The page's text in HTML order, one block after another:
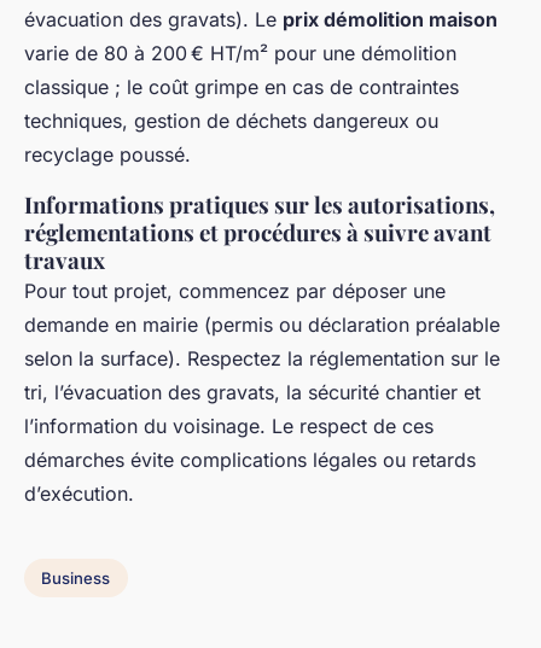
évacuation des gravats). Le prix démolition maison
varie de 80 à 200 € HT/m² pour une démolition
classique ; le coût grimpe en cas de contraintes
techniques, gestion de déchets dangereux ou
recyclage poussé.
Informations pratiques sur les autorisations,
réglementations et procédures à suivre avant
travaux
Pour tout projet, commencez par déposer une
demande en mairie (permis ou déclaration préalable
selon la surface). Respectez la réglementation sur le
tri, l’évacuation des gravats, la sécurité chantier et
l’information du voisinage. Le respect de ces
démarches évite complications légales ou retards
d’exécution.
Business